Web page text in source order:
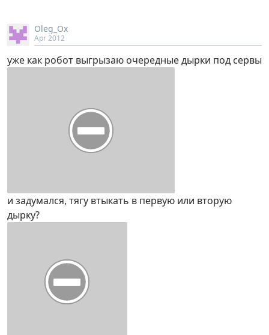
Oleg_Ox
Apr 2012
уже как робот выгрызаю очередные дырки под сервы
и задумался, тягу втыкать в первую или вторую
дырку?